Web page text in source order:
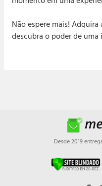
Não espere mais!
descubra o poder de
Desde 2019